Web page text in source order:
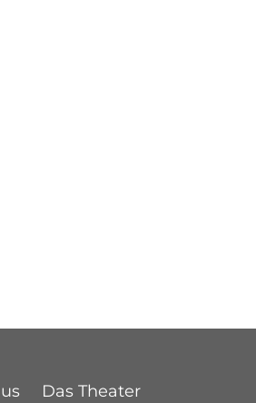
Das Theater